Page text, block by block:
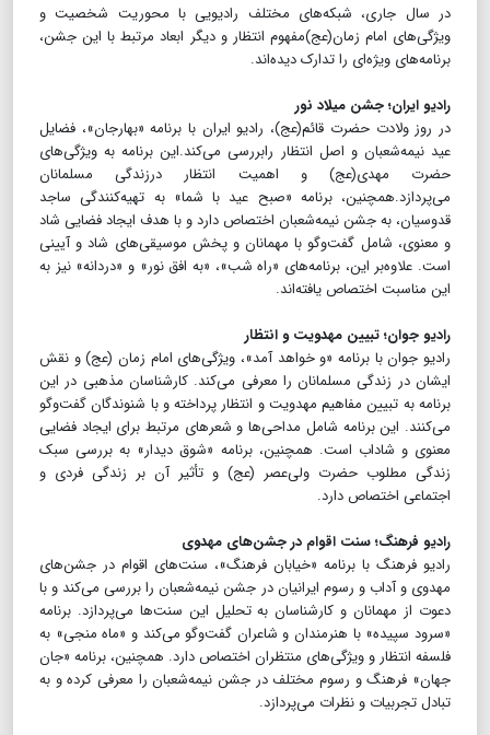
در سال جاری، شبکه‌های مختلف رادیویی با محوریت شخصیت و
ویژگی‌های امام زمان(عج)مفهوم انتظار و دیگر ابعاد مرتبط با این جشن،
برنامه‌های ویژه‌ای را تدارک دیده‌اند.
رادیو ایران؛ جشن میلاد نور
در روز ولادت حضرت قائم(عج)، رادیو ایران با برنامه «بهارجان»، فضایل
عید نیمه‌شعبان و اصل انتظار رابررسی می‌کند.این برنامه به ویژگی‌های
حضرت مهدی(عج) و اهمیت انتظار درزندگی مسلمانان
می‌پردازد.همچنین، برنامه «صبح عید با شما» به تهیه‌کنندگی ساجد
قدوسیان، به جشن نیمه‌شعبان اختصاص دارد و با هدف ایجاد فضایی شاد
و معنوی، شامل گفت‌وگو با مهمانان و پخش موسیقی‌های شاد و آیینی
است. علاوه‌بر این، برنامه‌های «راه شب»، «به افق نور» و «دردانه» نیز به
این مناسبت اختصاص یافته‌اند.
رادیو جوان؛ تبیین مهدویت و انتظار
رادیو جوان با برنامه «و خواهد آمد»، ویژگی‌های امام زمان (عج) و نقش
ایشان در زندگی مسلمانان را معرفی می‌کند. کارشناسان مذهبی در این
برنامه به تبیین مفاهیم مهدویت و انتظار پرداخته و با شنوندگان گفت‌وگو
می‌کنند. این برنامه شامل مداحی‌ها و شعرهای مرتبط برای ایجاد فضایی
معنوی و شاداب است. همچنین، برنامه «شوق دیدار» به بررسی سبک
زندگی مطلوب حضرت ولی‌عصر (عج) و تأثیر آن بر زندگی فردی و
اجتماعی اختصاص دارد.
رادیو فرهنگ؛ سنت اقوام در جشن‌های مهدوی
رادیو فرهنگ با برنامه «خیابان فرهنگ»، سنت‌های اقوام در جشن‌های
مهدوی و آداب و رسوم ایرانیان در جشن نیمه‌شعبان را بررسی می‌کند و با
دعوت از مهمانان و کارشناسان به تحلیل این سنت‌ها می‌پردازد. برنامه
«سرود سپیده» با هنرمندان و شاعران گفت‌وگو می‌کند و «ماه منجی» به
فلسفه انتظار و ویژگی‌های منتظران اختصاص دارد. همچنین، برنامه «جان
جهان» فرهنگ و رسوم مختلف در جشن نیمه‌شعبان را معرفی کرده و به
تبادل تجربیات و نظرات می‌پردازد.